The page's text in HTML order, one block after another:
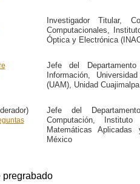
Investigador Titular,
Computacionales,
Óptica y Electrónica
Jefe del
Información,
(UAM), Unidad
Jefe del
Computación,
Matemáticas
México
pregrabado